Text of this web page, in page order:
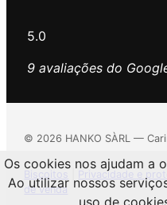
5.0
9 avaliações do
© 2026 HANKO SÀRL —
Biscoitos Privacidade e
de venda
Os cookies nos ajudam a
Ao utilizar nossos
uso de